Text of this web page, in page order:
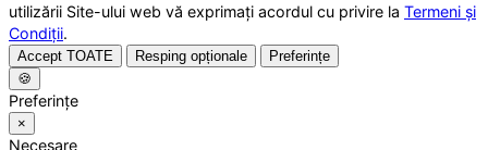
utilizării Site-ului web vă exprimați acordul cu privire la Termeni și
Condiții.
Accept TOATE Resping opționale
Preferințe
🍪
Preferințe
×
Necesare